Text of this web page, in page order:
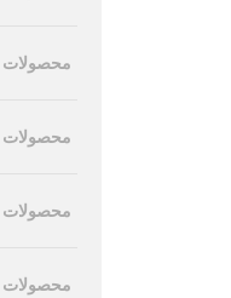
محصولات SIEMENS
محصولات INDRAMAT
محصولات FANUC
محصولات BAUMULLER